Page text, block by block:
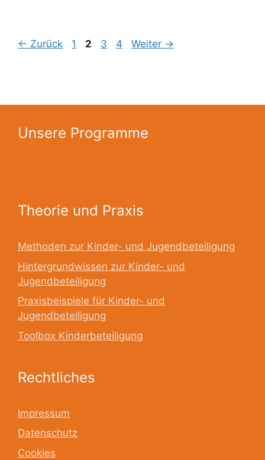
← Zurück Seite
1 Seite
2 Seite
3 Seite
4 Weiter →
Unsere Programme
Theorie und Praxis
Methoden zur Kinder- und Jugendbeteiligung
Hintergrundwissen zur Kinder- und
Jugendbeteiligung
Praxisbeispiele für Kinder- und
Jugendbeteiligung
Toolbox Kinderbeteiligung
Rechtliches
Impressum
Datenschutz
Cookies